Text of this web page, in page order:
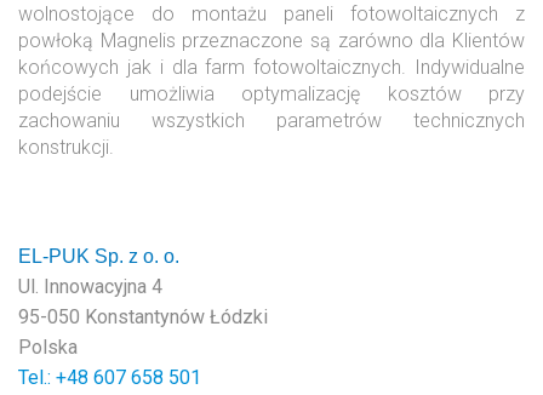
wolnostojące do montażu paneli fotowoltaicznych z
powłoką Magnelis przeznaczone są zarówno dla Klientów
końcowych jak i dla farm fotowoltaicznych. Indywidualne
podejście umożliwia optymalizację kosztów przy
zachowaniu wszystkich parametrów technicznych
konstrukcji.
EL-PUK Sp. z o. o.
Ul. Innowacyjna 4
95-050 Konstantynów Łódzki
Polska
Tel.: +48 607 658 501